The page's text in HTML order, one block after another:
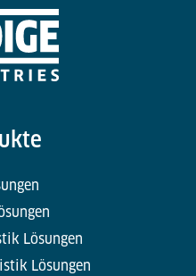
Lösungen
Lösungen